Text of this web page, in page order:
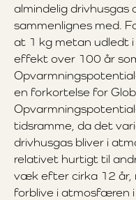
almindelig drivhusgas
sammenlignes med.
at 1 kg metan udledt
effekt over 100 år
en forkortelse for
tidsramme, da det
drivhusgas bliver i
relativet hurtigt til
væk efter cirka 12 år,
forblive i atmosfæren